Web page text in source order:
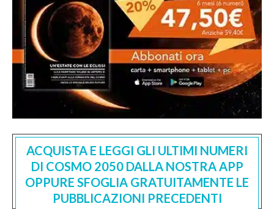
ACQUISTA E LEGGI GLI ULTIMI NUMERI
DI COSMO 2050 DALLA NOSTRA APP
OPPURE SFOGLIA GRATUITAMENTE LE
PUBBLICAZIONI PRECEDENTI